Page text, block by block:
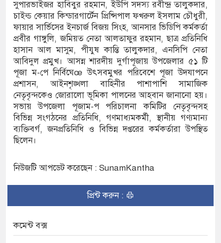
ঝুঁকি, নিরাপদ নৌযান এখনো অধরা
৪৫১টি প্রাথমিক বিদ্যালয়ে নেই প্রধান
নিহত ২, নিখোঁজ ২, ভবানীপুরে শোকের
অভিযোগে সংবাদ সম্মেলন, নিরাপত্তা ও সুষ্ঠু
সুপারভাইজর হাবিবুর রহমান, ইউপি সদস্য রবীন্দ্র তালুকদার,
চাইল্ড কেয়ার কিন্ডারগার্টেন প্রিন্সিপাল ফখরুল ইসলাম চৌধুরী,
ফায়ার সার্ভিসের ইনচার্জ বিজয় সিংহ, আনসার ভিডিপি কর্মকর্তা
প্রবীর গাঙ্গুলি, জমিয়ত নেতা আলতাফুর রহমান, ছাত্র প্রতিনিধি
হাসান আল মাসুম, পীযুষ কান্তি তালুকদার, এনসিপি নেতা
আবিদুল প্রমুখ। আসন্ন শারদীয় দুর্গাপূজায় উপজেলার ৫১ টি
পূজা ম-পে নির্বিঘেœ উৎসবমুখর পরিবেশে পূজা উদযাপনে
প্রশাসন, আইনশৃঙ্খলা বাহিনীর পাশাপাশি সামাজিক
নেতৃবৃন্দকেও জোরালো ভূমিকা পালনের আহবান জানানো হয়।
সভায় উপজেলা পূজাম-প পরিচালনা কমিটির নেতৃবৃন্দসহ
বিভিন্ন সংগঠনের প্রতিনিধি, গণমাধ্যমকর্মী, স্থানীয় গণ্যমান্য
ব্যক্তিবর্গ, জনপ্রতিনিধি ও বিভিন্ন দপ্তরের কর্মকর্তারা উপস্থিত
ছিলেন।
নিউজটি আপডেট করেছেন : SunamKantha
প্রিন্ট করুন :
কমেন্ট বক্স